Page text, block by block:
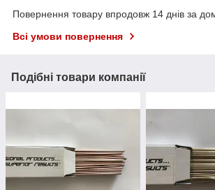
Повернення товару впродовж 14 днів за
Всі умови повернення
Подібні товари компанії